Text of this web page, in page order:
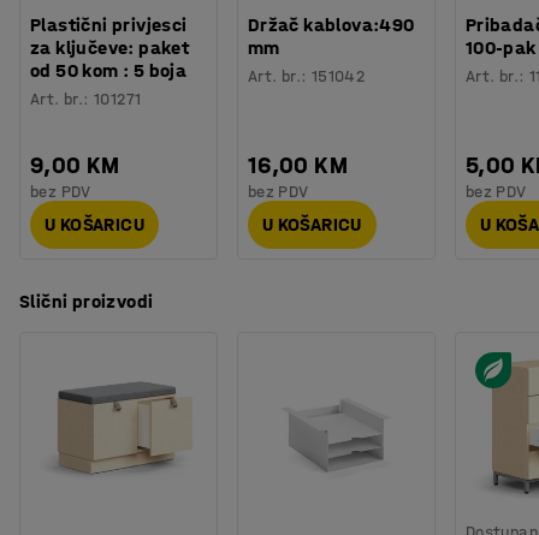
Plastični privjesci
za ključeve: paket
od 50 kom : 5 boja
Art. br.:101271
9,00 KM
bez PDV
U KOŠARICU
Držač kablova:490
mm
Art. br.: 151042
16,00 KM
bez PDV
U KOŠARICU
100-pak
Art. br.:
5,00
bez PDV
U
Slični proizvodi